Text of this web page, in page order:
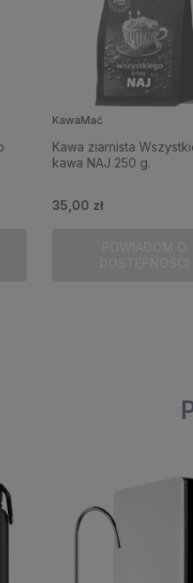
KawaMać
Kawa ziarnista
kawa NAJ 250 g.
35,00 zł